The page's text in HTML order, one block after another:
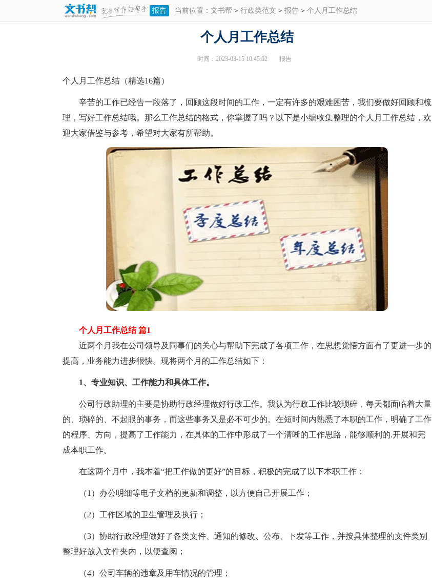
报告 当前位置： 文书帮 > 行政类范文 > 报告 > 个人月工作总结
个人月工作总结
时间：2023-03-15 10:45:02 报告
个人月工作总结（精选16篇）
辛苦的工作已经告一段落了，回顾这段时间的工作，一定有许多的艰难困苦，我们要做好回顾和梳
理，写好工作总结哦。那么工作总结的格式，你掌握了吗？以下是小编收集整理的个人月工作总结，欢
迎大家借鉴与参考，希望对大家有所帮助。
个人月工作总结 篇1
近两个月我在公司领导及同事们的关心与帮助下完成了各项工作，在思想觉悟方面有了更进一步的
提高，业务能力进步很快。现将两个月的工作总结如下：
1、专业知识、工作能力和具体工作。
公司行政助理的主要是协助行政经理做好行政工作。我认为行政工作比较琐碎，每天都面临着大量
的、琐碎的、不起眼的事务，而这些事务又是必不可少的。在短时间内熟悉了本职的工作，明确了工作
的程序、方向，提高了工作能力，在具体的工作中形成了一个清晰的工作思路，能够顺利的.开展和完
成本职工作。
在这两个月中，我本着“把工作做的更好”的目标，积极的完成了以下本职工作：
（1）办公明细等电子文档的更新和调整，以方便自己开展工作；
（2）工作区域的卫生管理及执行；
（3）协助行政经理做好了各类文件、通知的修改、公布、下发等工作，并按具体整理的文件类别
整理好放入文件夹内，以便查阅；
（4）公司车辆的违章及用车情况的管理；